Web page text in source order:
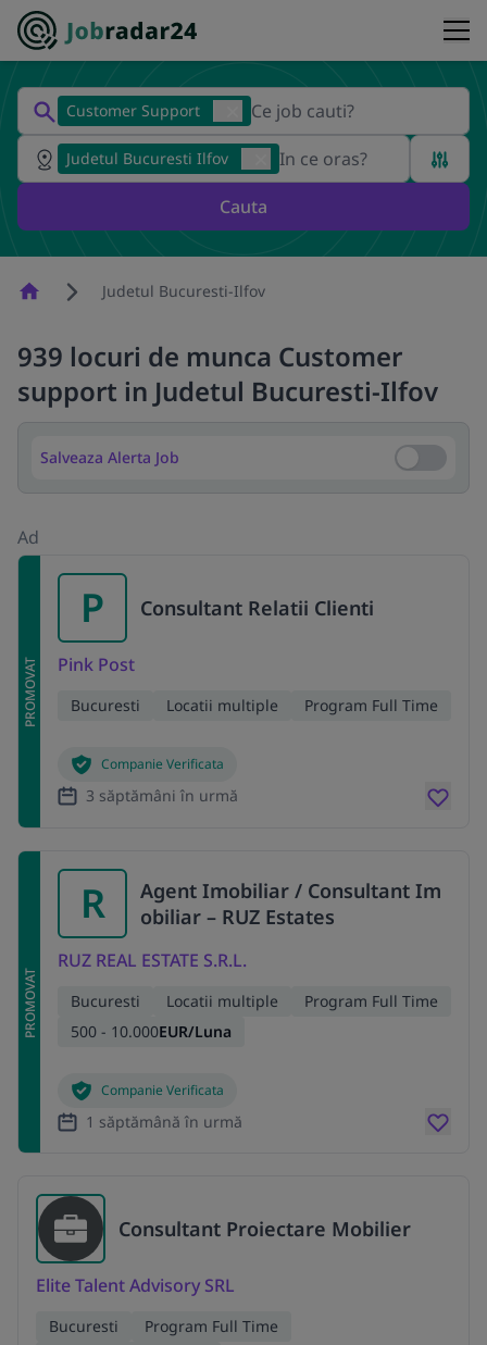
Customer Support
Judetul Bucuresti Ilfov
Cauta
HomepageJudetul Bucuresti-Ilfov
939 locuri de munca Customer
support in Judetul Bucuresti-Ilfov
Salveaza Alerta Job Salveaza
Ad
PROMOVAT
P Consultant Relatii Clienti
Pink Post
Bucuresti Locatii multiple Program Full Time
Companie Verificata
3 săptămâni în urmă
PROMOVAT
R
Agent Imobiliar / Consultant Im
obiliar – RUZ Estates
RUZ REAL ESTATE S.R.L.
Bucuresti Locatii multiple
Program Full Time
500 - 10.000EUR/Luna
Companie Verificata
1 săptămână în urmă
Consultant Proiectare Mobilier
Elite Talent Advisory SRL
Bucuresti
Program Full Time